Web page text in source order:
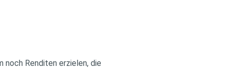
noch Renditen erzielen, die